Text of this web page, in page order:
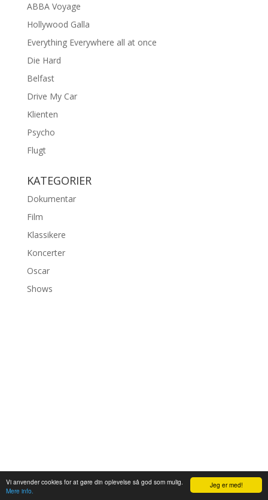
Jeg er med!
Vi anvender cookies for at gøre din oplevelse så god som mulig.
Mere info.
ABBA Voyage
Hollywood Galla
Everything Everywhere all at once
Die Hard
Belfast
Drive My Car
Klienten
Psycho
Flugt
KATEGORIER
Dokumentar
Film
Klassikere
Koncerter
Oscar
Shows
Pin It on Pinterest